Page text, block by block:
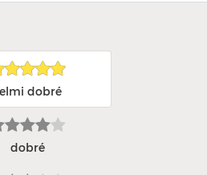
dobré
dobré